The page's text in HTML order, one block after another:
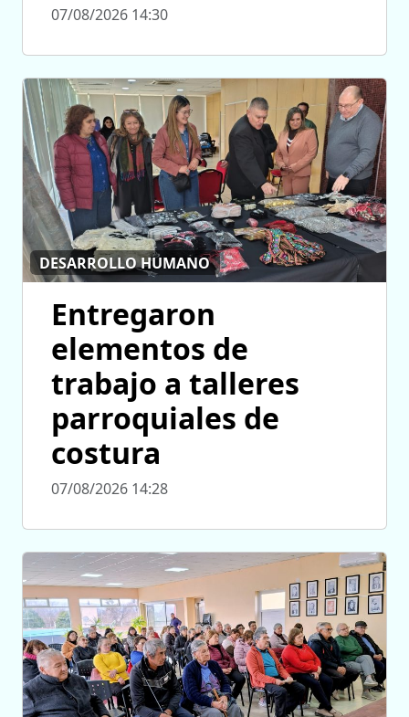
07/08/2026 14:30
DESARROLLO HUMANO
Entregaron
elementos de
trabajo a talleres
parroquiales de
costura
07/08/2026 14:28